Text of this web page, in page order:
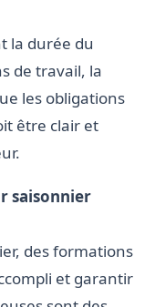
la durée du
de travail, la
les obligations
être clair et
saisonnier
des formations
et garantir